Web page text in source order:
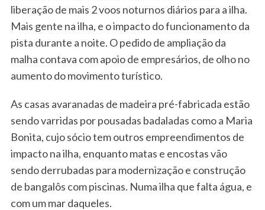
liberação de mais 2 voos noturnos diários para a ilha.
Mais gente na ilha, e o impacto do funcionamento da
pista durante a noite. O pedido de ampliação da
malha contava com apoio de empresários, de olho no
aumento do movimento turístico.
As casas avaranadas de madeira pré-fabricada estão
sendo varridas por pousadas badaladas como a Maria
Bonita, cujo sócio tem outros empreendimentos de
impacto na ilha, enquanto matas e encostas vão
sendo derrubadas para modernização e construção
de bangalôs com piscinas. Numa ilha que falta água, e
com um mar daqueles.